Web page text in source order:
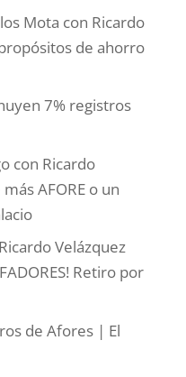
Mota con Ricardo
de ahorro
7% registros
con Ricardo
AFORE o un
Velázquez
Retiro por
de Afores | El